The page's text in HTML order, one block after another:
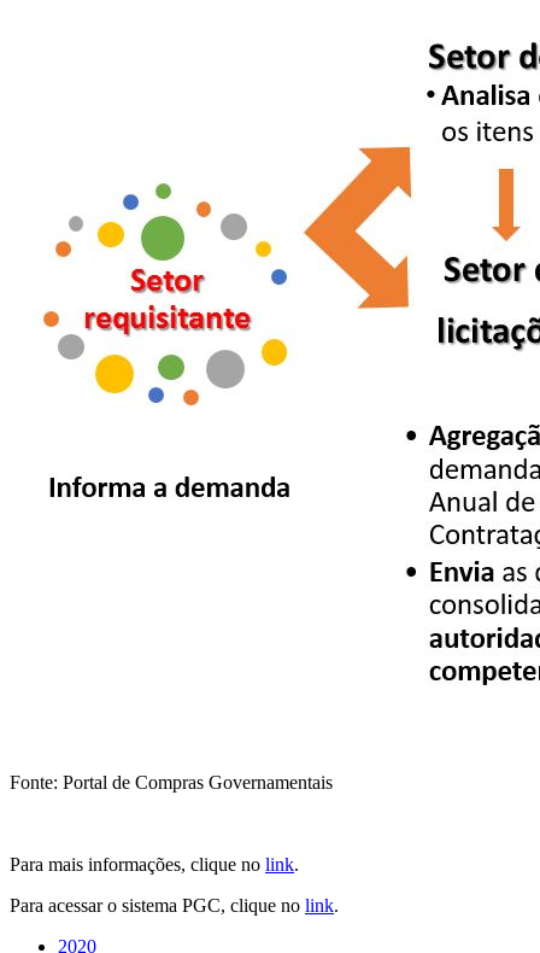
Fonte: Portal de Compras Governamentais
Para mais informações, clique no link.
Para acessar o sistema PGC, clique no link.
2020